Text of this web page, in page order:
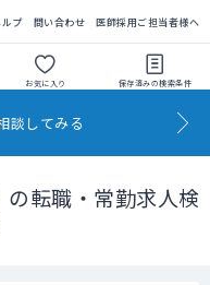
プ 問い合わせ 医師採用ご担当者様へ
お気に入り 保存済みの検索条件
談してみる
転職・常勤求人検